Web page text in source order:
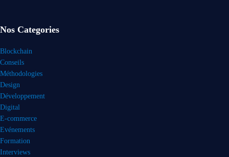
Nos Categories
Blockchain
Conseils
Méthodologies
Design
Développement
Digital
E-commerce
Evénements
Formation
Interviews